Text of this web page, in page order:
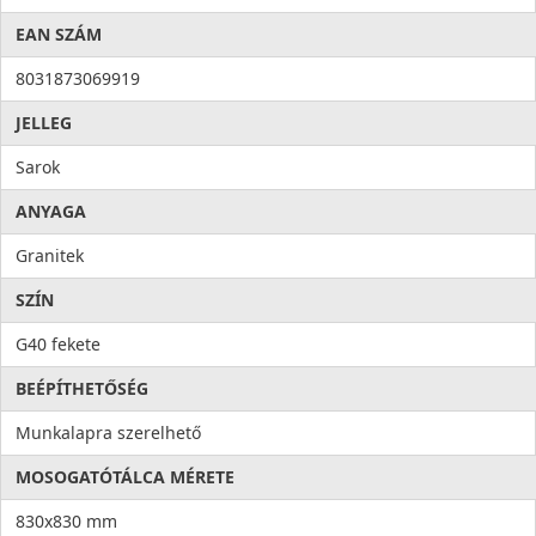
baktériumok eltávolítását, ezzel higiéniát és tisztaságot hoz a
konyhába. Az antibakteriális rendszert alkotó ezüst ionok
100%-os antibakteriális védelmet nyújtanak.
EAN SZÁM
8031873069919
JELLEG
Sarok
ANYAGA
Granitek
SZÍN
G40 fekete
BEÉPÍTHETŐSÉG
Munkalapra szerelhető
MOSOGATÓTÁLCA MÉRETE
830x830 mm